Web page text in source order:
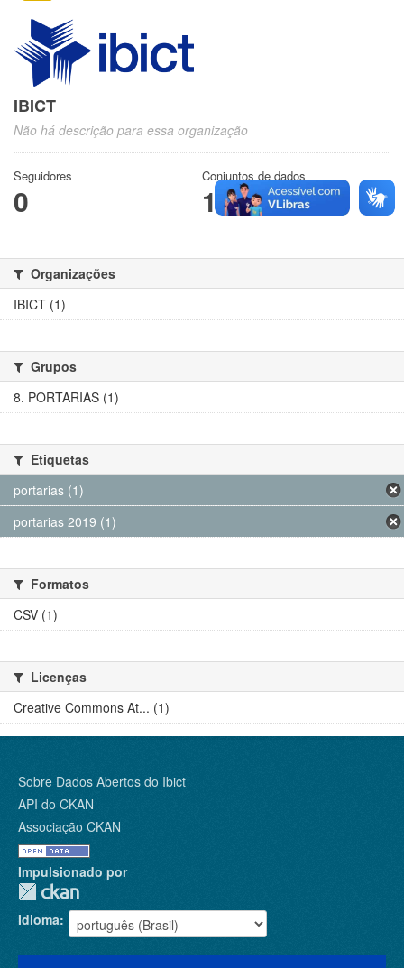
IBICT
Não há descrição para essa organização
Seguidores
0
Conjuntos de dados
1
Organizações
IBICT (1)
Grupos
8. PORTARIAS (1)
Etiquetas
portarias (1)
portarias 2019 (1)
Formatos
CSV (1)
Licenças
Creative Commons At... (1)
Sobre Dados Abertos do Ibict
API do CKAN
Associação CKAN
Impulsionado por
Idioma